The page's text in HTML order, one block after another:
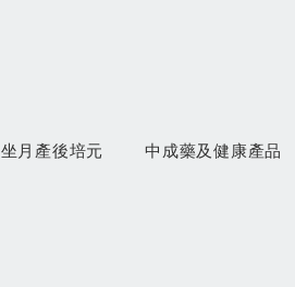
坐月產後培元 中成藥及健康產品